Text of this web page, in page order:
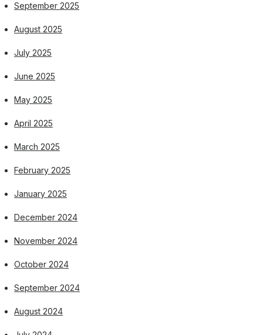
September 2025
August 2025
July 2025
June 2025
May 2025
April 2025
March 2025
February 2025
January 2025
December 2024
November 2024
October 2024
September 2024
August 2024